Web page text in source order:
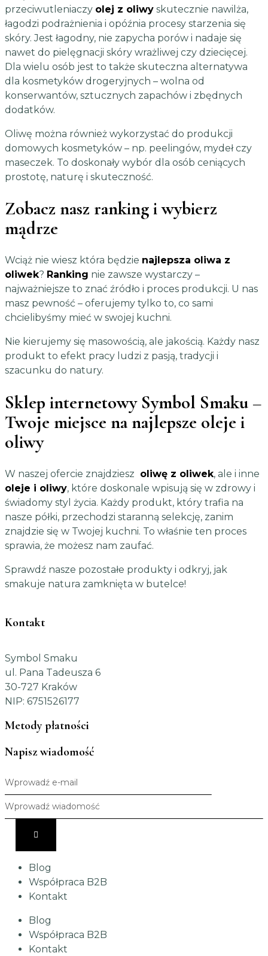
przeciwutleniaczy olej z oliwy skutecznie nawilża,
łagodzi podrażnienia i opóźnia procesy starzenia się
skóry. Jest łagodny, nie zapycha porów i nadaje się
nawet do pielęgnacji skóry wrażliwej czy dziecięcej.
Dla wielu osób jest to także skuteczna alternatywa
dla kosmetyków drogeryjnych – wolna od
konserwantów, sztucznych zapachów i zbędnych
dodatków.
Oliwę można również wykorzystać do produkcji
domowych kosmetyków – np. peelingów, mydeł czy
maseczek. To doskonały wybór dla osób ceniących
prostotę, naturę i skuteczność.
Zobacz nasz ranking i wybierz
mądrze
Wciąż nie wiesz która będzie najlepsza oliwa z
oliwek? Ranking nie zawsze wystarczy –
najważniejsze to znać źródło i proces produkcji. U nas
masz pewność – oferujemy tylko to, co sami
chcielibyśmy mieć w swojej kuchni.
Nie kierujemy się masowością, ale jakością. Każdy nasz
produkt to efekt pracy ludzi z pasją, tradycji i
szacunku do natury.
Sklep internetowy Symbol Smaku –
Twoje miejsce na najlepsze oleje i
oliwy
W naszej ofercie znajdziesz oliwę z oliwek, ale i inne
oleje i oliwy, które doskonale wpisują się w zdrowy i
świadomy styl życia. Każdy produkt, który trafia na
nasze półki, przechodzi staranną selekcję, zanim
znajdzie się w Twojej kuchni. To właśnie ten proces
sprawia, że możesz nam zaufać.
Sprawdź nasze pozostałe produkty i odkryj, jak
smakuje natura zamknięta w butelce!
Kontakt
Symbol Smaku
ul. Pana Tadeusza 6
30-727 Kraków
NIP: 6751526177
Metody płatności
Napisz wiadomość
Blog
Współpraca B2B
Kontakt
Blog
Współpraca B2B
Kontakt